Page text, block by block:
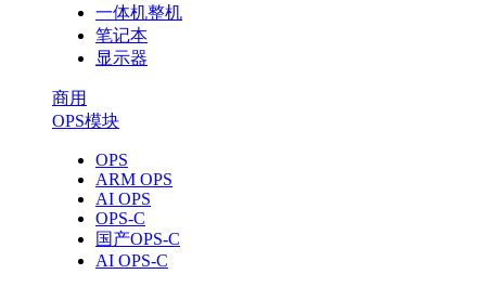
一体机整机
笔记本
显示器
商用
OPS模块
OPS
ARM OPS
AI OPS
OPS-C
国产OPS-C
AI OPS-C